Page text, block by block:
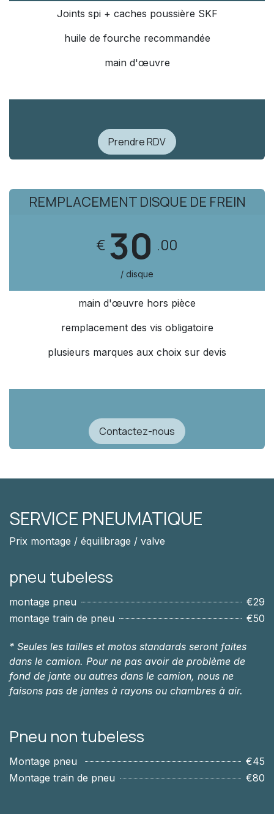
Joints spi + caches poussière SKF
huile de fourche recommandée
main d'œuvre
Prendre RDV
REMPLACEMENT DISQUE DE FREIN
€ 30 .00
/ disque
main d'œuvre hors pièce
remplacement des vis obligatoire
plusieurs marques aux choix sur devis
Contactez-nous
SERVICE PNEUMATIQUE
Prix montage / équilibrage / valve
pneu tubeless
montage pneu
€29
montage train de pneu
€50
* Seules les tailles et motos standards seront faites
dans le camion. Pour ne pas avoir de problème de
fond de jante ou autres dans le camion, nous ne
faisons pas de jantes à rayons ou chambres à air.
Pneu non tubeless
Montage pneu
€45
Montage train de pneu
€80